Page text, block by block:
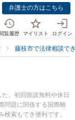
弁護士の方はこちら
閲覧履歴 マイリスト ログイン
藤枝市で法律相談で
。初回面談無料や休日
問題に関係する国際離
索もでき便利です。